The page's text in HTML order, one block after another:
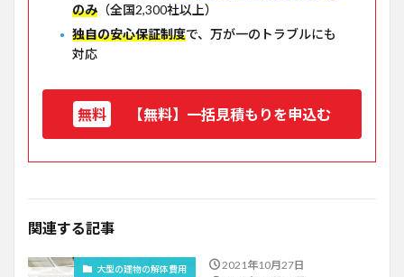
のみ （全国2,300社以上）
独自の安心保証制度で、万が一のトラブルにも
対応
【無料】一括見積もりを申込む
関連する記事
大型の建物の解体費用
2021年10月27日